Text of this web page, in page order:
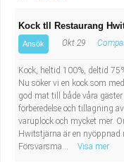
Kock tll Restaurang
Ansök Okt 29
Kock, heltid 100%, deltid
Nu söker vi en kock som
god mat till både våra
förberedelse och tillagning
varuplock och mycket mer.
Hwitstjärna är en
Försvarsma...
Visa mer